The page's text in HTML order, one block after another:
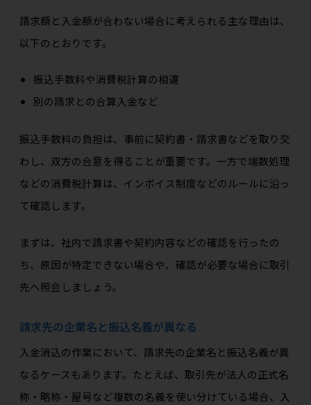
請求額と入金額が合わない場合に考えられる主な理由は、
以下のとおりです。
振込手数料や消費税計算の相違
別の請求との合算入金など
振込手数料の負担は、事前に契約書・請求書などを取り交
わし、双方の合意を得ることが重要です。一方で端数処理
などの消費税計算は、インボイス制度などのルールに沿っ
て確認します。
まずは、社内で請求書や契約内容などの確認を行ったの
ち、原因が特定できない場合や、確認が必要な場合に取引
先へ照会しましょう。
請求先の企業名と振込名義が異なる
入金消込の作業において、請求先の企業名と振込名義が異
なるケースもあります。たとえば、取引先が法人の正式名
称・略称・屋号など複数の名義を使い分けている場合、入